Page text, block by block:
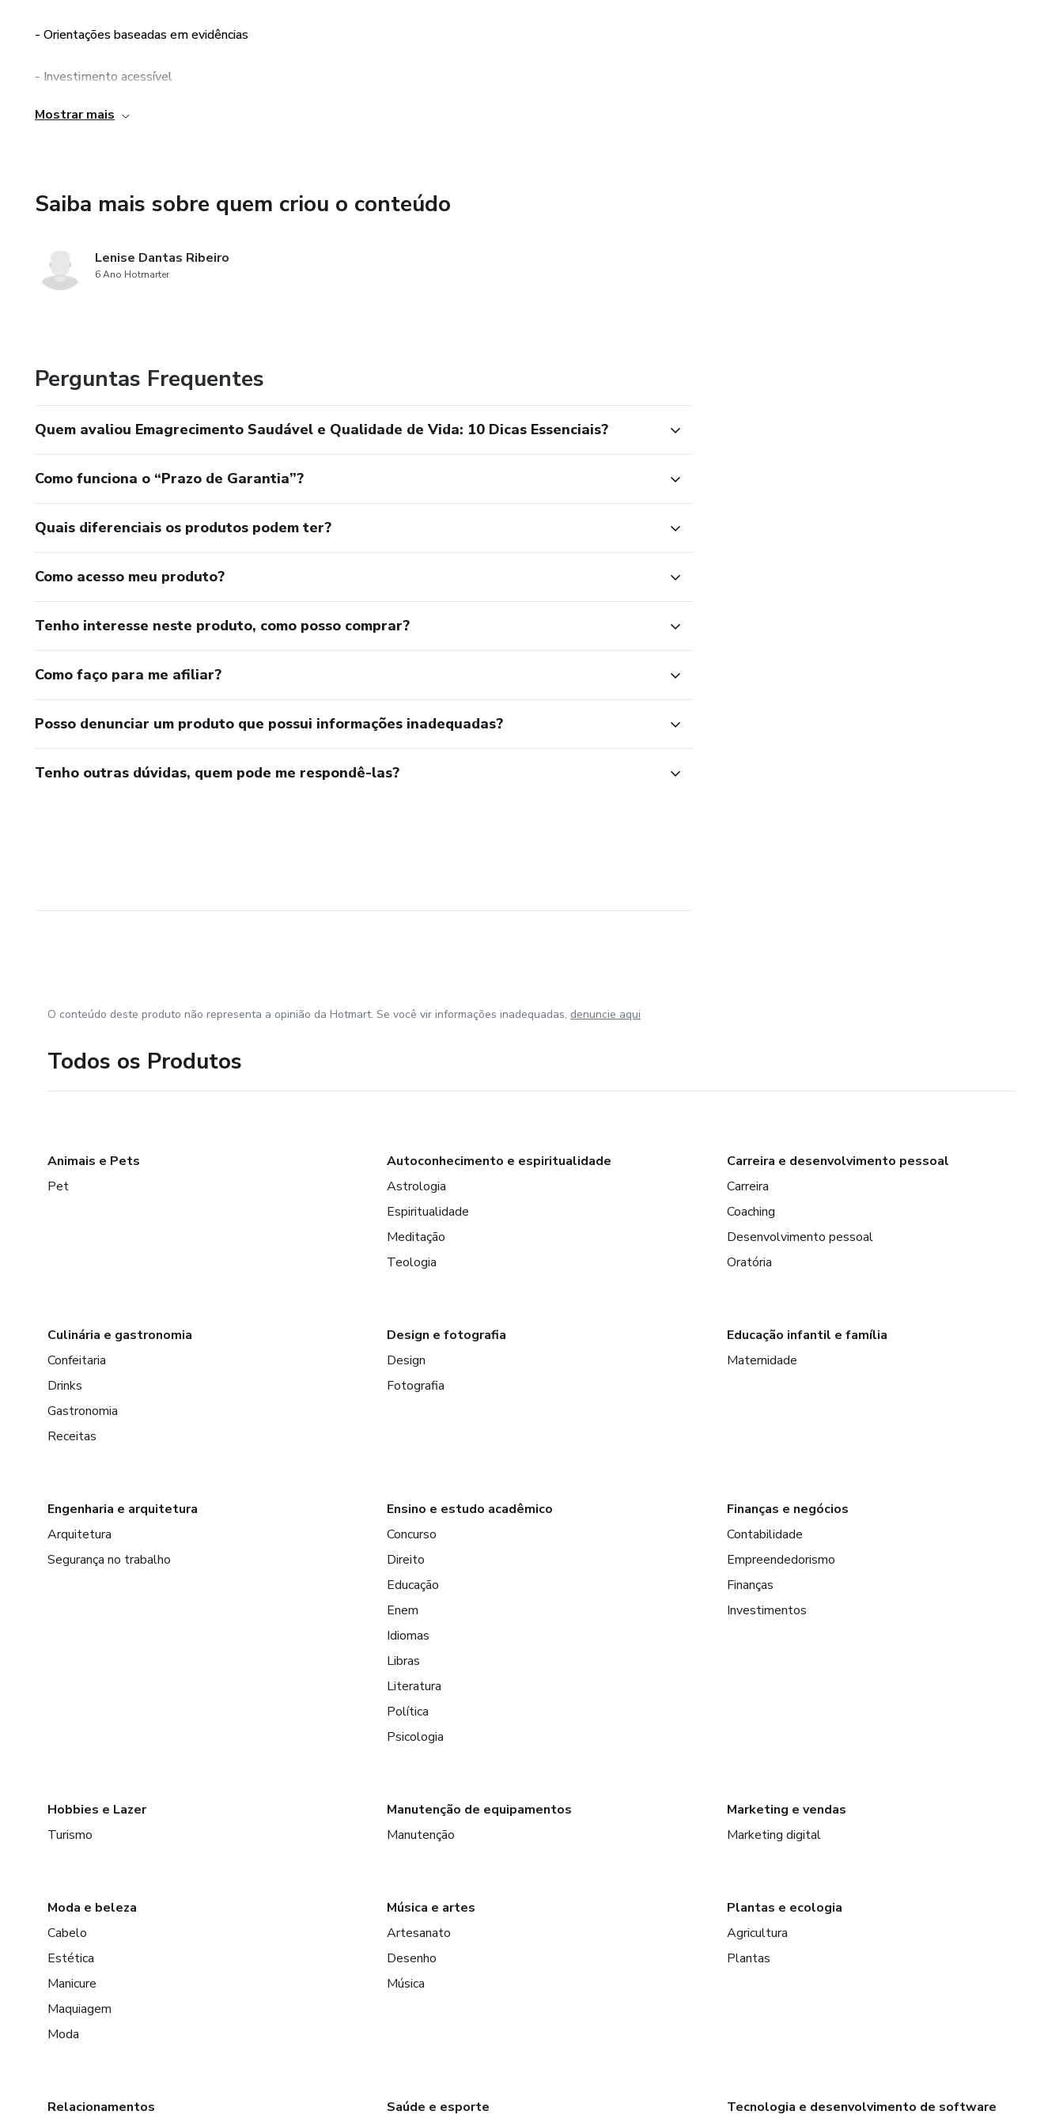
- Orientações baseadas em evidências
- Investimento acessível
- Soluções sustentáveis
Mostrar mais
Saiba mais sobre quem criou o conteúdo
Lenise Dantas Ribeiro
6 Ano Hotmarter
Perguntas Frequentes
Quem avaliou Emagrecimento Saudável e Qualidade de Vida: 10 Dicas Essenciais?
Como funciona o “Prazo de Garantia”?
Quais diferenciais os produtos podem ter?
Como acesso meu produto?
Tenho interesse neste produto, como posso comprar?
Como faço para me afiliar?
Posso denunciar um produto que possui informações inadequadas?
Tenho outras dúvidas, quem pode me respondê-las?
O conteúdo deste produto não representa a opinião da Hotmart. Se você vir informações inadequadas, denuncie aqui
Todos os Produtos
Animais e Pets
Pet
Autoconhecimento e espiritualidade
Astrologia
Espiritualidade
Meditação
Teologia
Carreira e desenvolvimento pessoal
Carreira
Coaching
Desenvolvimento pessoal
Oratória
Culinária e gastronomia
Confeitaria
Drinks
Gastronomia
Receitas
Design e fotografia
Design
Fotografia
Educação infantil e família
Maternidade
Engenharia e arquitetura
Arquitetura
Segurança no trabalho
Ensino e estudo acadêmico
Concurso
Direito
Educação
Enem
Idiomas
Libras
Literatura
Política
Psicologia
Finanças e negócios
Contabilidade
Empreendedorismo
Finanças
Investimentos
Hobbies e Lazer
Turismo
Manutenção de equipamentos
Manutenção
Marketing e vendas
Marketing digital
Moda e beleza
Cabelo
Estética
Manicure
Maquiagem
Moda
Música e artes
Artesanato
Desenho
Música
Plantas e ecologia
Agricultura
Plantas
Relacionamentos
Saúde e esporte
Tecnologia e desenvolvimento de software